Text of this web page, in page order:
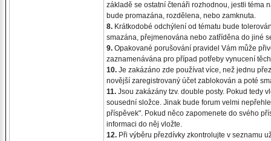
základě se ostatní čtenáři rozhodnou, jestli téma
bude promazána, rozdělena, nebo zamknuta.
8. Krátkodobé odchýlení od tématu bude
smazána, přejmenována nebo zatříděna do jiné
9. Opakované porušování pravidel Vám může
zaznamenávána pro případ potřeby vynucení
10. Je zakázáno zde používat více, než jednu
novější zaregistrovaný účet zablokován a poté
11. Jsou zakázány tzv. double posty. Pokud tedy
sousední složce. Jinak bude forum velmi
příspěvek". Pokud něco zapomenete do svého
informaci do něj vložte.
12. Při výběru přezdívky zkontrolujte v seznamu